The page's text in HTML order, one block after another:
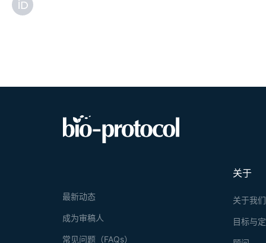
关于
关于我们
目标与
最新动态
成为审稿人
常见问题（FAQs）